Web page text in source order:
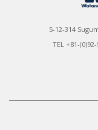
5-12-314
TEL +81-